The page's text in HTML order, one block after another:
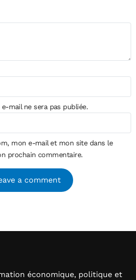
mail ne sera pas publiée.
mon e-mail et mon site dans le
prochain commentaire.
économique, politique et